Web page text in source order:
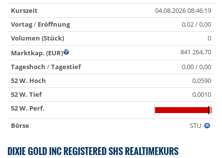
Kurszeit
04.08.2026 08:46:19
Vortag/ Eröffnung
0,02 / 0,00
Volumen (Stück)
0
Marktkap. (EUR)
841 264,70
Tageshoch /Tagestief
0,00 / 0,00
52 W. Hoch
0,0590
52 W. Tief
0,0010
52 W. Perf.
Börse
STU
DIXIE GOLD INC REGISTERED SHS REALTIMEKURS